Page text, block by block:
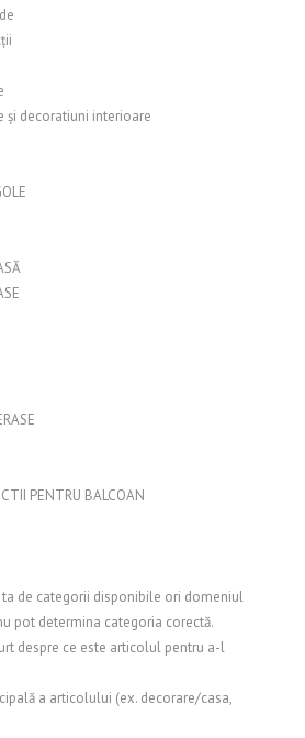
și decoratiuni interioare
PENTRU BALCOAN
de categorii disponibile ori domeniul
pot determina categoria corectă.
despre ce este articolul pentru a-l
a articolului (ex. decorare/casa,